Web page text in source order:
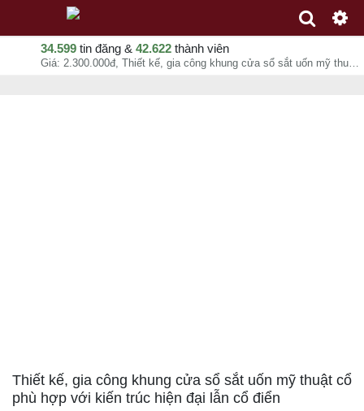
34.599 tin đăng & 42.622 thành viên
Giá: 2.300.000đ, Thiết kế, gia công khung cửa sổ sắt uốn mỹ thuật cổ phù hợp với kiến trúc hiện đại lẫn cổ điển, Công Ty Tnhh Kỹ Thuật Nguyên Phong, chuyên mục Sản xuất, gia công tại Quận 10 - Hồ Chí Minh - 09-08-2026 16:15:57
Thiết kế, gia công khung cửa sổ sắt uốn mỹ thuật cổ
phù hợp với kiến trúc hiện đại lẫn cổ điển